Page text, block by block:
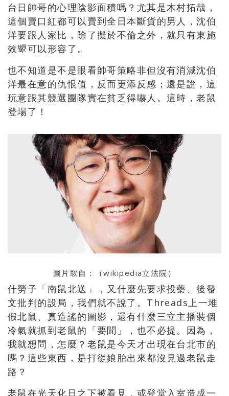
台日帥哥的心理陰影面積嗎？尤其是木村拓哉，
這個賣口紅都可以賣到全日本斷貨的男人，沈伯
洋要跟人家比，除了擬於不倫之外，就只有東施
效顰可以形容了。
也不知道是不是眼看帥哥策略非但沒有消減沈伯
洋最在意的仇恨值，反而更添反感；還是說，這
玩意跟其競選團隊實在貧乏得嚇人。這時，老鼠
登場了！
圖片取自：（wikipedia立法院 ）
什勞子「南鼠北送」，又什麼先要求投藥、後發
文批判的設局，我們就不說了。 Threads 上一堆
假北鼠、真造謠的圖影，還有什麼三立主播裝個
冷氣就抓到老鼠的「要聞」，也不必提。因為，
我就想問，怎麼？老鼠是今天才出現在台北市的
嗎？這些東西，是打從娘胎出來都沒見過老鼠走
路？
老鼠在光天化日之下被看見，或登堂入室造成一